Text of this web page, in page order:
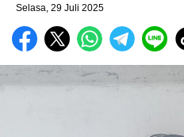
Selasa, 29 Juli 2025